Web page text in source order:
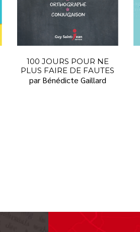
100 JOURS POUR NE
PLUS FAIRE DE FAUTES
par Bénédicte Gaillard